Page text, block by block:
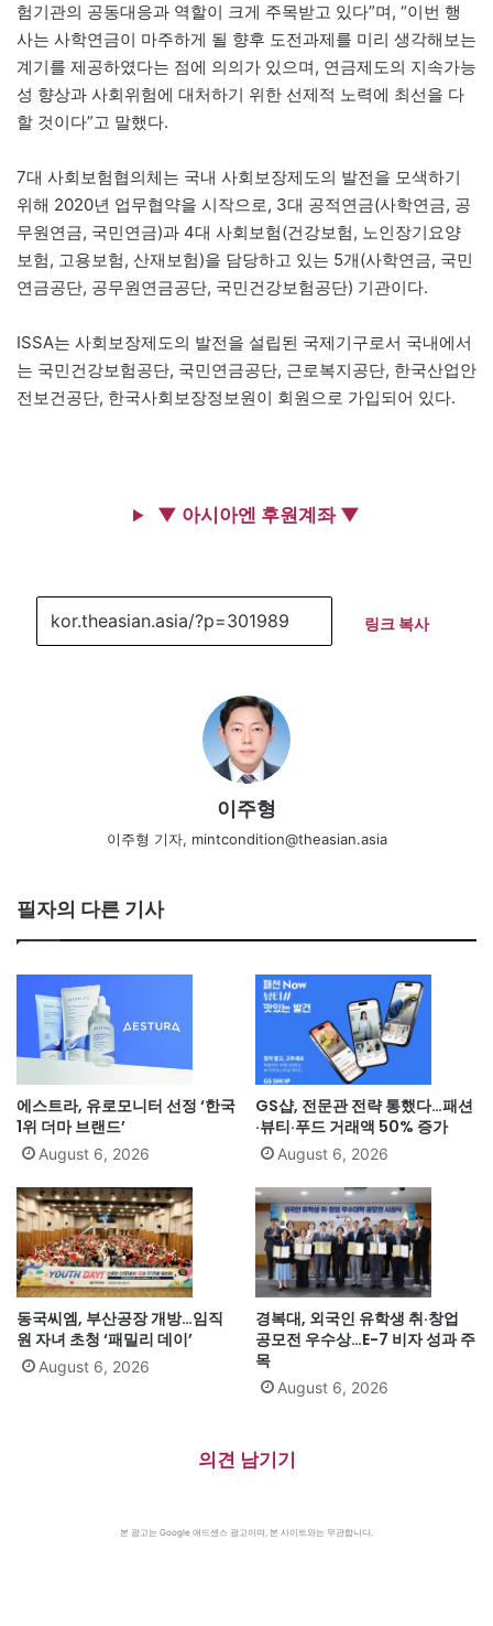
험기관의 공동대응과 역할이 크게 주목받고 있다”며, “이번 행
사는 사학연금이 마주하게 될 향후 도전과제를 미리 생각해보는
계기를 제공하였다는 점에 의의가 있으며, 연금제도의 지속가능
성 향상과 사회위험에 대처하기 위한 선제적 노력에 최선을 다
할 것이다”고 말했다.
7대 사회보험협의체는 국내 사회보장제도의 발전을 모색하기
위해 2020년 업무협약을 시작으로, 3대 공적연금(사학연금, 공
무원연금, 국민연금)과 4대 사회보험(건강보험, 노인장기요양
보험, 고용보험, 산재보험)을 담당하고 있는 5개(사학연금, 국민
연금공단, 공무원연금공단, 국민건강보험공단) 기관이다.
ISSA는 사회보장제도의 발전을 설립된 국제기구로서 국내에서
는 국민건강보험공단, 국민연금공단, 근로복지공단, 한국산업안
전보건공단, 한국사회보장정보원이 회원으로 가입되어 있다.
▼ 아시아엔 후원계좌 ▼
링크 복사
이주형
이주형 기자, mintcondition@theasian.asia
필자의 다른 기사
에스트라, 유로모니터 선정 ‘한국
1위 더마 브랜드’
August 6, 2026
GS샵, 전문관 전략 통했다…패션
·뷰티·푸드 거래액 50% 증가
August 6, 2026
동국씨엠, 부산공장 개방…임직
원 자녀 초청 ‘패밀리 데이’
August 6, 2026
경복대, 외국인 유학생 취·창업
공모전 우수상…E-7 비자 성과 주
목
August 6, 2026
의견 남기기
본 광고는 Google 애드센스 광고이며, 본 사이트와는 무관합니다.